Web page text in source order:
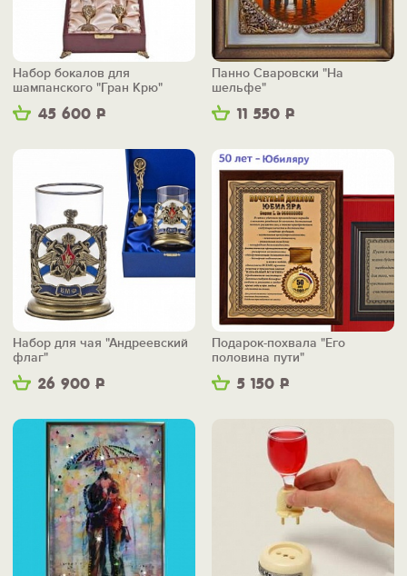
45 600 Р
Набор бокалов для
шампанского "Гран Крю"
11 550 Р
Панно Сваровски "На
шельфе"
26 900 Р
Набор для чая "Андреевский
флаг"
5 150 Р
Подарок-похвала "Его
половина пути"